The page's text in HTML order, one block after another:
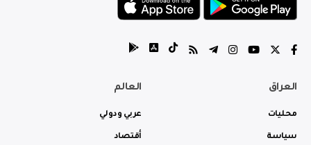
العراق
محليات
سياسة
العالم
عربي ودولي
أقتصاد